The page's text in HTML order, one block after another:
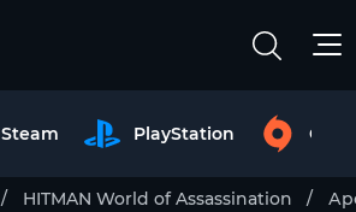
Steam PlayStation
HITMAN World of Assassination